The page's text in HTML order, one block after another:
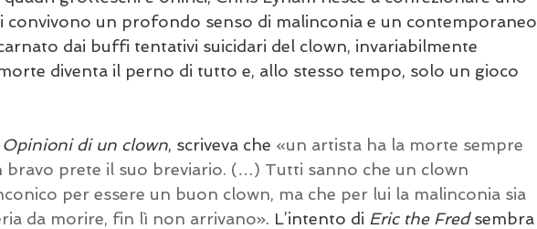
convivono un profondo senso di malinconia e un contemporaneo
dai buffi tentativi suicidari del clown, invariabilmente
diventa il perno di tutto e, allo stesso tempo, solo un gioco
Opinioni di un clown, scriveva che «un artista ha la morte sempre
bravo prete il suo breviario. (…) Tutti sanno che un clown
per essere un buon clown, ma che per lui la malinconia sia
da morire, fin lì non arrivano». L’intento di Eric the Fred sembra